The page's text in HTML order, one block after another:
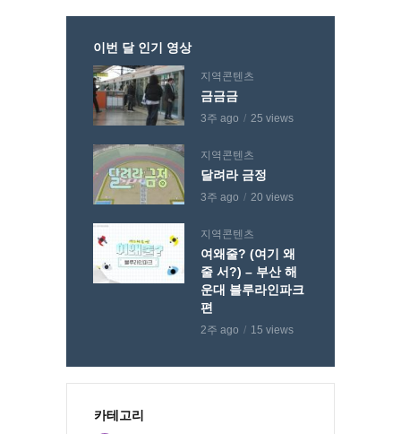
이번 달 인기 영상
지역콘텐츠
금금금
3주 ago 25 views
지역콘텐츠
달려라 금정
3주 ago 20 views
지역콘텐츠
여왜줄? (여기 왜
줄 서?) – 부산 해
운대 블루라인파크
편
2주 ago 15 views
카테고리